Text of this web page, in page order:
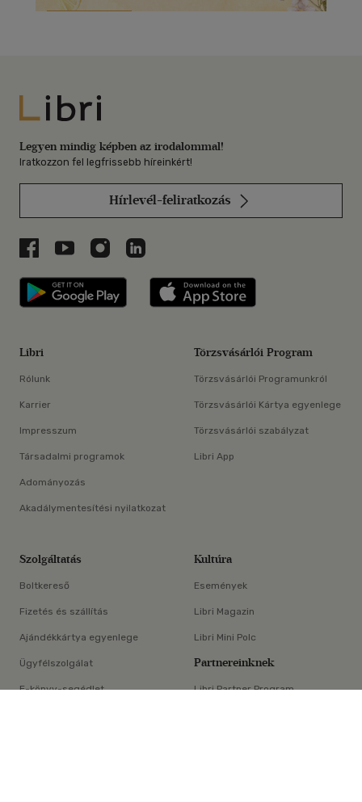
×
Libri
Legyen mindig képben az irodalommal!
Iratkozzon fel legfrissebb híreinkért!
Hírlevél-feliratkozás
Libri a Facebookon
Libri a Youtube-on
Libri az Instagramon
Libri a LinkedInen
Libri applikáció Szerezd meg: Google
Libri
Rólunk
Karrier
Impresszum
Társadalmi programok
Adományozás
Akadálymentesítési nyilatkozat
Törzsvásárlói Program
Törzsvásárlói Programunkról
Törzsvásárlói Kártya egyenlege
Törzsvásárlói szabályzat
Libri App
Szolgáltatás
Boltkereső
Fizetés és szállítás
Ajándékkártya egyenlege
Ügyfélszolgálat
E-könyv-segédlet
Kultúra
Események
Libri Magazin
Libri Mini Polc
Partnereinknek
Libri Partner Program